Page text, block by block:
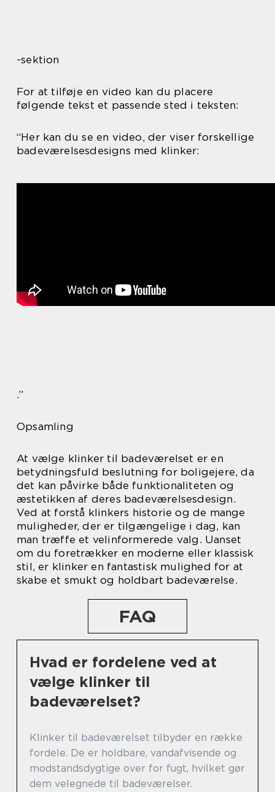
-sektion
For at tilføje en video kan du placere
følgende tekst et passende sted i teksten:
“Her kan du se en video, der viser forskellige
badeværelsesdesigns med klinker:
.”
Opsamling
At vælge klinker til badeværelset er en
betydningsfuld beslutning for boligejere, da
det kan påvirke både funktionaliteten og
æstetikken af deres badeværelsesdesign.
Ved at forstå klinkers historie og de mange
muligheder, der er tilgængelige i dag, kan
man træffe et velinformerede valg. Uanset
om du foretrækker en moderne eller klassisk
stil, er klinker en fantastisk mulighed for at
skabe et smukt og holdbart badeværelse.
FAQ
Hvad er fordelene ved at
vælge klinker til
badeværelset?
Klinker til badeværelset tilbyder en række
fordele. De er holdbare, vandafvisende og
modstandsdygtige over for fugt, hvilket gør
dem velegnede til badeværelser.